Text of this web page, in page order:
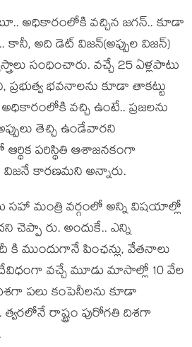
అధికారంలోకి వ‌చ్చిన జ‌గ‌న్‌.. కూడా
కానీ, అది డెట్ విజ‌న్‌(అప్పుల విజ‌న్‌)
సంధించారు. వ‌చ్చే 25 ఏళ్ల‌పాటు
ప్ర‌భుత్వ భ‌వ‌నాల‌ను కూడా తాక‌ట్టు
వ‌చ్చి ఉంటే.. ప్ర‌జ‌ల‌ను
తెచ్చి ఉండేవార‌ని
ఆర్థిక ప‌రిస్థితి ఆశాజ‌న‌కంగా
కార‌ణ‌మ‌ని అన్నారు.
స‌హా మంత్రి వ‌ర్గంలో అన్ని విష‌యాల్లో
చెప్పా రు. అందుకే.. ఎన్ని
కి ముందుగానే పింఛ‌న్లు, వేత‌నాలు
వ‌చ్చే మూడు మాసాల్లో 10 వేల
ప‌లు కంపెనీల‌ను కూడా
రాష్ట్రం పురోగ‌తి దిశ‌గా